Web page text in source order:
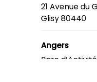
21 Avenue du
Glisy80440
Angers
Parc